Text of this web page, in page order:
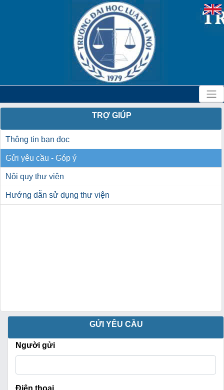
TRỢ GIÚP
Thông tin bạn đọc
Gửi yêu cầu - Góp ý
Nội quy thư viện
Hướng dẫn sử dụng thư viện
GỬI YÊU CẦU
Người gửi
Điện thoại